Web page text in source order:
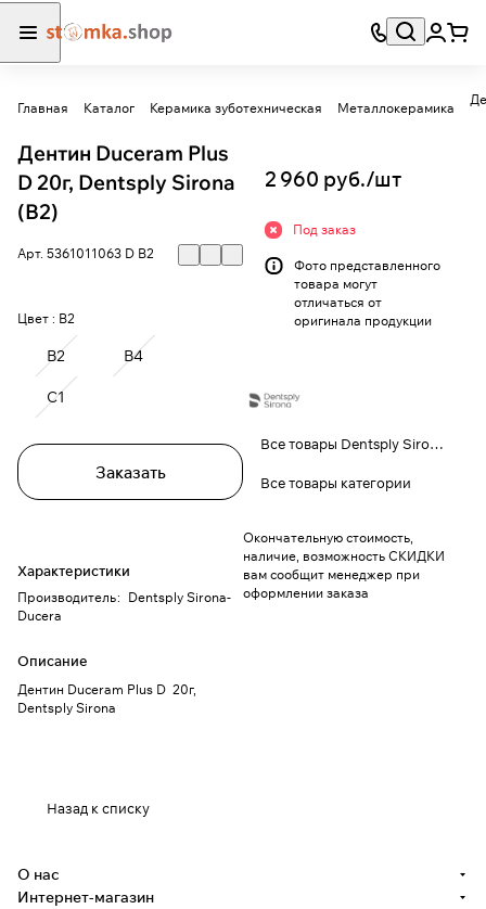
Главная Каталог Керамика зуботехническая Металлокерамика
Дентин Duceram Plus
D 20г, Dentsply Sirona
(B2)
Арт. 5361011063 D В2
Цвет : B2
B2 B4
C1
Заказать
Характеристики
Производитель: Dentsply Sirona-
Ducera
Описание
Дентин Duceram Plus D 20г,
Dentsply Sirona
2 960 руб./шт
Под заказ
Фото представленного
товара могут
отличаться от
оригинала продукции
Все товары Dentsply Sirona-Ducera
Все товары категории
Окончательную стоимость,
наличие, возможность СКИДКИ
вам сообщит менеджер при
оформлении заказа
Назад к списку
О нас
Интернет-магазин